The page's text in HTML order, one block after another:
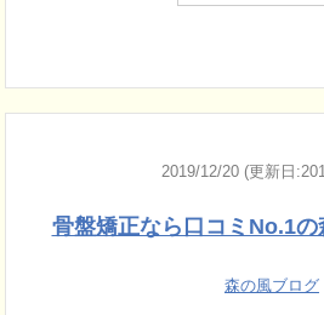
2019/12/20 (更新日
骨盤矯正なら口コミNo.1の
森の風ブログ